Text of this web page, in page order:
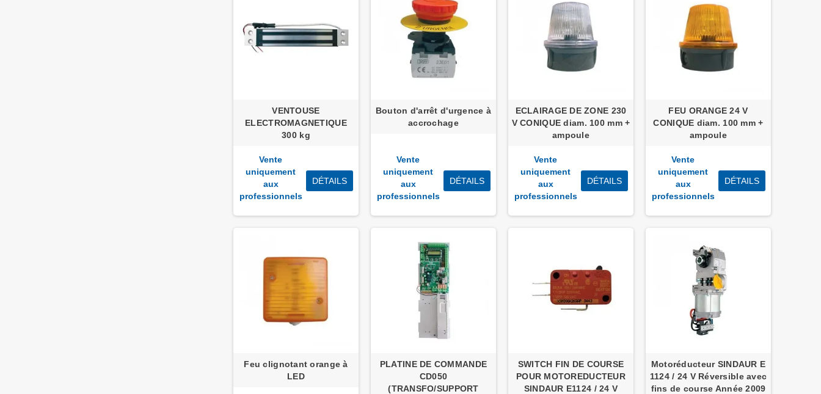
VENTOUSE
ELECTROMAGNETIQUE
300 kg
Vente
uniquement
aux
professionnels
DÉTAILS
Bouton d'arrêt d'urgence à
accrochage
Vente
uniquement
aux
professionnels
DÉTAILS
ECLAIRAGE DE ZONE 230
V CONIQUE diam. 100 mm +
ampoule
Vente
uniquement
aux
professionnels
DÉTAILS
FEU ORANGE 24 V
CONIQUE diam. 100 mm +
ampoule
Vente
uniquement
aux
professionnels
DÉTAILS
Feu clignotant orange à
LED
PLATINE DE COMMANDE
CD050
(TRANSFO/SUPPORT
SWITCH FIN DE COURSE
POUR MOTOREDUCTEUR
SINDAUR E1124 / 24 V
Motoréducteur SINDAUR E
1124 / 24 V Réversible avec
fins de course Année 2009